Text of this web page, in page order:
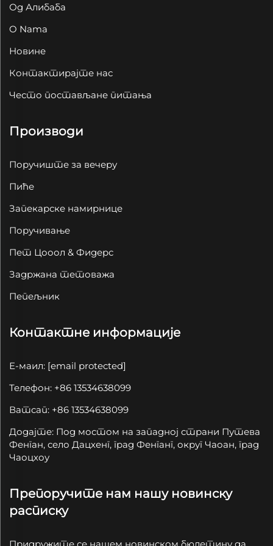
Од Алибаба
O Nama
Новине
Контактирајте нас
Често постављане питања
Производи
Поручиште за вечеру
Пиће
Запекарске намирнице
Поручивање
Пет Цооол & Фидерс
Задржана тетоважа
Пепељник
Контактне информације
Е-маил: [email protected]
Телефон: +86 13534638099
Ватсап: +86 13534638099
Додајте: Под мостом на западној страни Путева
Фенган, село Дацхенг, град Фенганг, округ Чаоан, град
Чаоцхоу
Препоручите нам нашу новинску
расписку